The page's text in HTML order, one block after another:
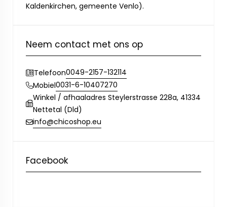
Kaldenkirchen, gemeente Venlo).
Neem contact met ons op
Telefoon0049-2157-132114
Mobiel0031-6-10407270
Winkel / afhaaladres Steylerstrasse 228a, 41334
Nettetal (Dld)
info@chicoshop.eu
Facebook